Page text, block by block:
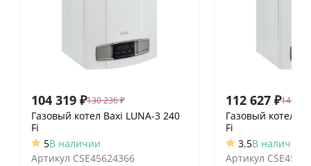
104 319 ₽130 236 ₽
Газовый котел Baxi LUNA-3 240
Fi
5В наличии
Артикул CSE45624366
112 627 ₽140
Газовый котел
Fi
3.5В наличии
Артикул